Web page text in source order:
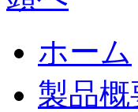
ホーム
製品概